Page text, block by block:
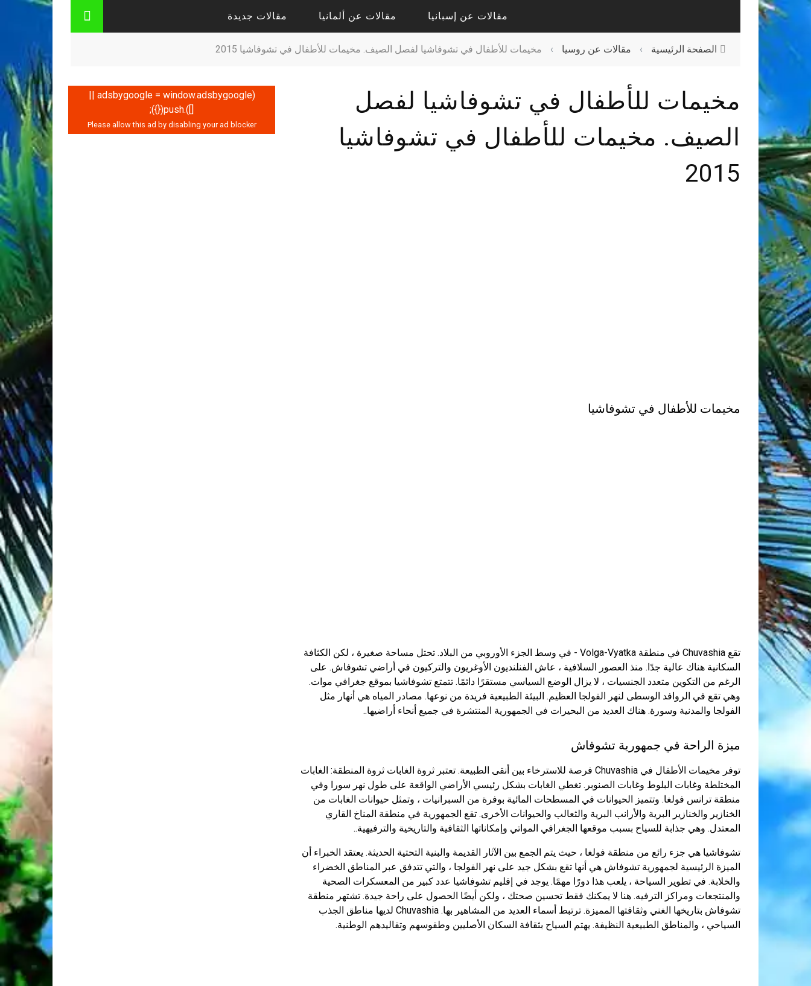
مقالات عن إسبانيا
مقالات حول فالنسيا
مقالات عن برشلونة
مقالات عن ألمانيا
مقالات حول كولونيا
مقالات عن برلين
مقالات جديدة
الصفحة الرئيسية › مقالات عن روسيا › مخيمات للأطفال في تشوفاشيا لفصل الصيف. مخيمات للأطفال في تشوفاشيا 2015
مخيمات للأطفال في تشوفاشيا لفصل
الصيف. مخيمات للأطفال في تشوفاشيا
2015
مخيمات للأطفال في تشوفاشيا
تقع Chuvashia في منطقة Volga-Vyatka - في وسط الجزء الأوروبي من البلاد. تحتل مساحة صغيرة ، لكن الكثافة
السكانية هناك عالية جدًا. منذ العصور السلافية ، عاش الفنلنديون الأوغريون والتركيون في أراضي تشوفاش. على
الرغم من التكوين متعدد الجنسيات ، لا يزال الوضع السياسي مستقرًا دائمًا. تتمتع تشوفاشيا بموقع جغرافي موات.
وهي تقع في الروافد الوسطى لنهر الفولجا العظيم. البيئة الطبيعية فريدة من نوعها. مصادر المياه هي أنهار مثل
الفولجا والمدنية وسورة. هناك العديد من البحيرات في الجمهورية المنتشرة في جميع أنحاء أراضيها..
ميزة الراحة في جمهورية تشوفاش
توفر مخيمات الأطفال في Chuvashia فرصة للاسترخاء بين أنقى الطبيعة. تعتبر ثروة الغابات ثروة المنطقة: الغابات
المختلطة وغابات البلوط وغابات الصنوبر. تغطي الغابات بشكل رئيسي الأراضي الواقعة على طول نهر سورا وفي
منطقة ترانس فولغا. وتتميز الحيوانات في المسطحات المائية بوفرة من السبرانيات ، وتمثل حيوانات الغابات من
الخنازير والخنازير البرية والأرانب البرية والثعالب والحيوانات الأخرى. تقع الجمهورية في منطقة المناخ القاري
المعتدل. وهي جذابة للسياح بسبب موقعها الجغرافي المواتي وإمكاناتها الثقافية والتاريخية والترفيهية..
تشوفاشيا هي جزء رائع من منطقة فولغا ، حيث يتم الجمع بين الآثار القديمة والبنية التحتية الحديثة. يعتقد الخبراء أن
الميزة الرئيسية لجمهورية تشوفاش هي أنها تقع بشكل جيد على نهر الفولجا ، والتي تتدفق عبر المناطق الخضراء
والخلابة. في تطوير السياحة ، يلعب هذا دورًا مهمًا. يوجد في إقليم تشوفاشيا عدد كبير من المعسكرات الصحية
والمنتجعات ومراكز الترفيه. هنا لا يمكنك فقط تحسين صحتك ، ولكن أيضًا الحصول على راحة جيدة. تشتهر منطقة
تشوفاش بتاريخها الغني وثقافتها المميزة. ترتبط أسماء العديد من المشاهير بها. Chuvashia لديها مناطق الجذب
السياحي ، والمناطق الطبيعية النظيفة. يهتم السياح بثقافة السكان الأصليين وطقوسهم وتقاليدهم الوطنية.
(adsbygoogle = window.adsbygoogle ||
[]).push({});